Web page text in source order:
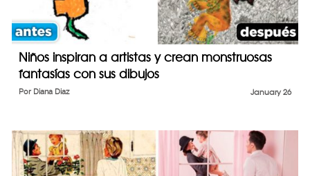
Niños inspiran a artistas y crean monstruosas
fantasías con sus dibujos
January 26
Por Diana Diaz